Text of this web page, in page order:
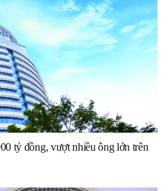
tỷ đồng, vượt nhiều ông lớn trên